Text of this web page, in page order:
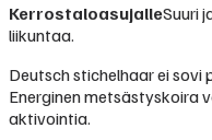
KerrostaloasujalleSuuri
liikuntaa.
Deutsch stichelhaar ei sovi
Energinen metsästyskoira
aktivointia.